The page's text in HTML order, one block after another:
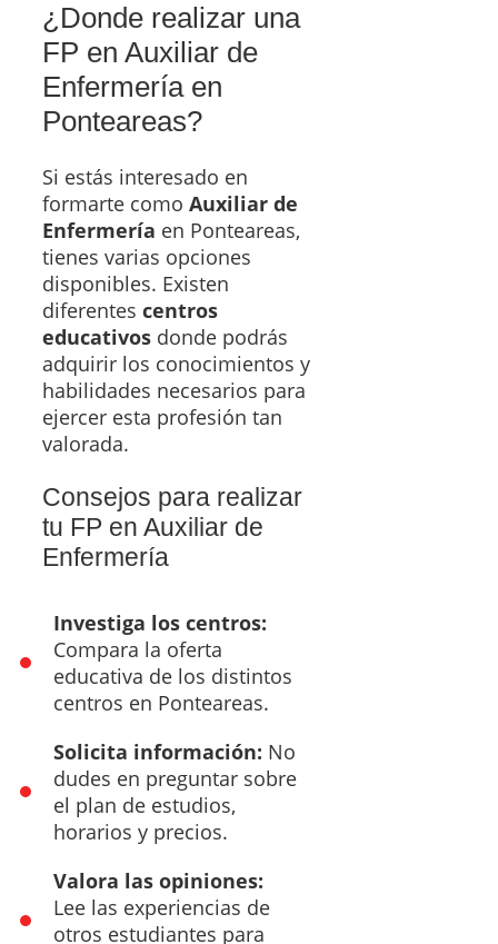
¿Donde realizar una
FP en Auxiliar de
Enfermería en
Ponteareas?
Si estás interesado en
formarte como Auxiliar de
Enfermería en Ponteareas,
tienes varias opciones
disponibles. Existen
diferentes centros
educativos donde podrás
adquirir los conocimientos y
habilidades necesarios para
ejercer esta profesión tan
valorada.
Consejos para realizar
tu FP en Auxiliar de
Enfermería
Investiga los centros:
Compara la oferta
educativa de los distintos
centros en Ponteareas.
Solicita información: No
dudes en preguntar sobre
el plan de estudios,
horarios y precios.
Valora las opiniones:
Lee las experiencias de
otros estudiantes para